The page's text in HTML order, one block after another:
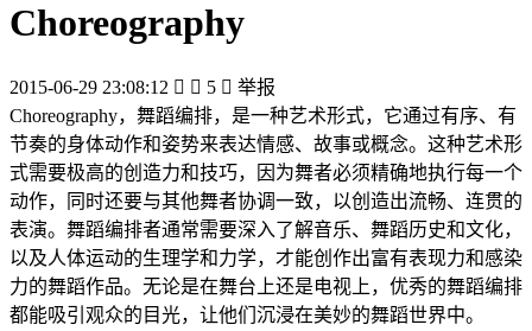
Choreography
2015-06-29 23:08:12   5  举报
Choreography，舞蹈编排，是一种艺术形式，它通过有序、有
节奏的身体动作和姿势来表达情感、故事或概念。这种艺术形
式需要极高的创造力和技巧，因为舞者必须精确地执行每一个
动作，同时还要与其他舞者协调一致，以创造出流畅、连贯的
表演。舞蹈编排者通常需要深入了解音乐、舞蹈历史和文化，
以及人体运动的生理学和力学，才能创作出富有表现力和感染
力的舞蹈作品。无论是在舞台上还是电视上，优秀的舞蹈编排
都能吸引观众的目光，让他们沉浸在美妙的舞蹈世界中。